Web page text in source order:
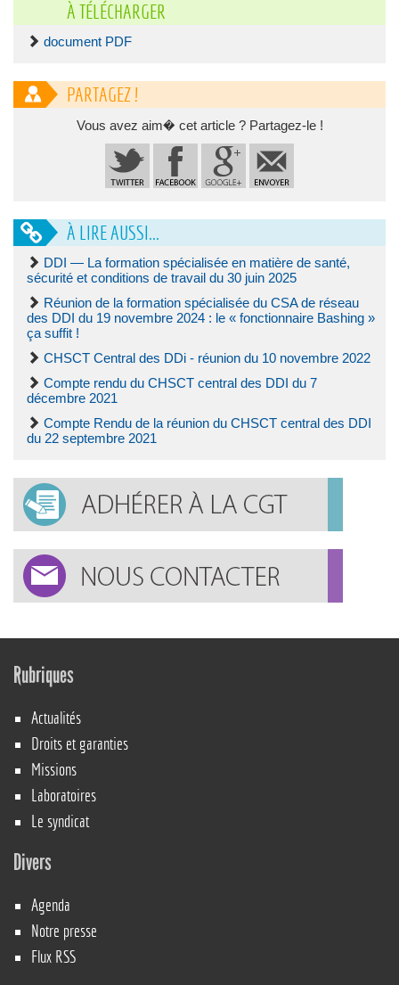
À TÉLÉCHARGER
document PDF
PARTAGEZ !
Vous avez aim� cet article ? Partagez-le !
À LIRE AUSSI...
DDI — La formation spécialisée en matière de santé,
sécurité et conditions de travail du 30 juin 2025
Réunion de la formation spécialisée du CSA de réseau
des DDI du 19 novembre 2024 : le « fonctionnaire Bashing »
ça suffit !
CHSCT Central des DDi - réunion du 10 novembre 2022
Compte rendu du CHSCT central des DDI du 7
décembre 2021
Compte Rendu de la réunion du CHSCT central des DDI
du 22 septembre 2021
Rubriques
Actualités
Droits et garanties
Missions
Laboratoires
Le syndicat
Divers
Agenda
Notre presse
Flux RSS